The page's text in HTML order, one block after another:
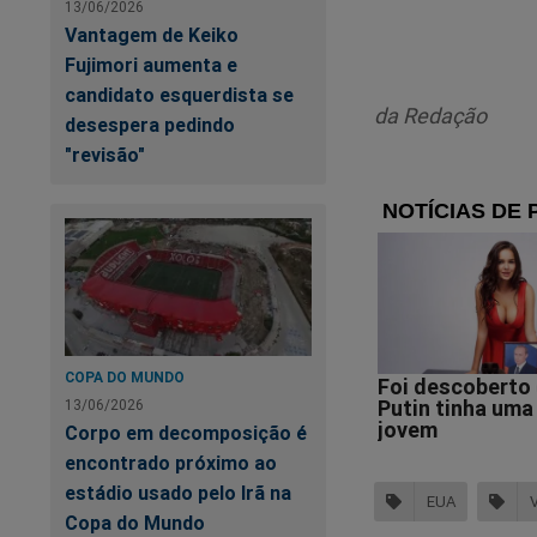
13/06/2026
Vantagem de Keiko
Fujimori aumenta e
candidato esquerdista se
desespera pedindo
"revisão"
COPA DO MUNDO
13/06/2026
Corpo em decomposição é
encontrado próximo ao
estádio usado pelo Irã na
Copa do Mundo
Na mesma
episódios de
anterior e afirmou
governo
prometeu
Nungaray
Guerra,
declarou.
da Redação
EUA